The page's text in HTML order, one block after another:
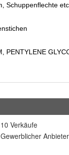
10 Verkäufe
Gewerblicher Anbieter